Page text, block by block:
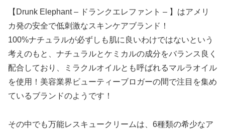
【Drunk Elephant – ドランクエレファント – 】はアメリ
カ発の安全で低刺激なスキンケアブランド！
100%ナチュラルが必ずしも肌に良いわけではないという
考えのもと、ナチュラルとケミカルの成分をバランス良く
配合しており、ミラクルオイルとも呼ばれるマルラオイル
を使用！美容業界ビューティーブロガーの間で注目を集め
ているブランドのようです！
その中でも万能レスキュークリームは、6種類の希少なア